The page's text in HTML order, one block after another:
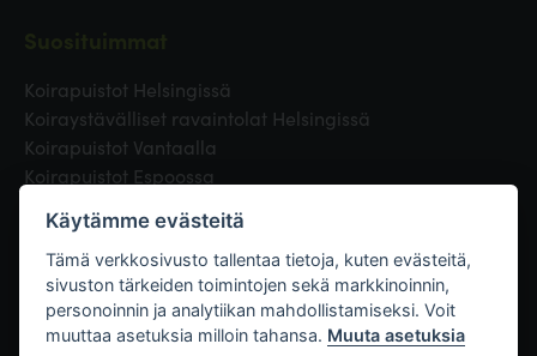
Koirapuistot Helsingissä
Koiraystävälliset ravaintolat Helsingissä
Koirapuistot Vantaalla
Koirapuistot Espoossa
Eläinlääkäri Helsingissä
Koirapuistot Tampereella
Linkit
Käytämme evästeitä
Tämä verkkosivusto tallentaa tietoja, kuten evästeitä,
sivuston tärkeiden toimintojen sekä markkinoinnin,
personoinnin ja analytiikan mahdollistamiseksi. Voit
muuttaa asetuksia milloin tahansa. Muuta asetuksia